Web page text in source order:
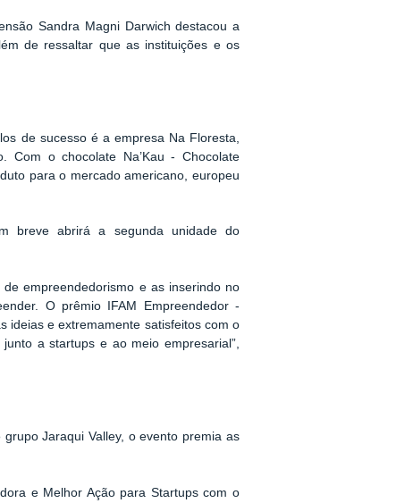
Sandra Magni Darwich destacou a
de ressaltar que as instituições e os
de sucesso é a empresa Na Floresta,
Com o chocolate Na’Kau - Chocolate
para o mercado americano, europeu
breve abrirá a segunda unidade do
empreendedorismo e as inserindo no
O prêmio IFAM Empreendedor -
ideias e extremamente satisfeitos com o
a startups e ao meio empresarial”,
Jaraqui Valley, o evento premia as
e Melhor Ação para Startups com o